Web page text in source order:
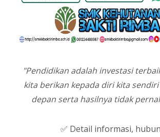
"Pendidikan adalah investasi
kita berikan kepada diri kita
depan serta hasilnya tidak
✅ Detail informasi,